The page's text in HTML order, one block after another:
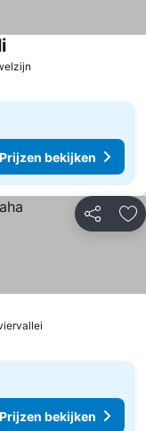
Prijzen bekijken
Delen
Prijzen bekijken